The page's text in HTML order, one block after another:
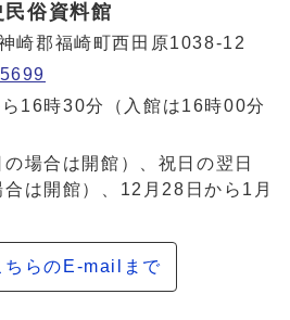
俗資料館
崎郡福崎町西田原1038-12
16時30分（入館は16時00分
場合は開館）、祝日の翌日
合は開館）、12月28日から1月
ちらのE-mailまで